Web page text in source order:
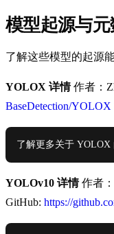
模型起源与
了解这些模型的起源
YOLOX 详情作者：
BaseDetection/YOLOX
了解更多关于 YOLOX
YOLOv10 详情作者：
GitHub: https://